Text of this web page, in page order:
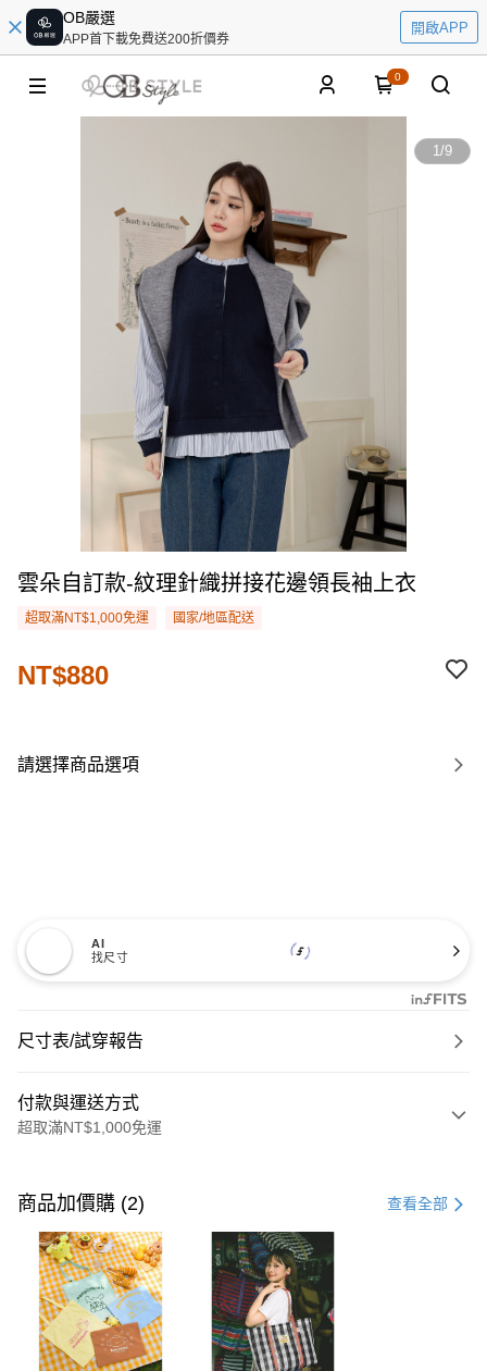
OB嚴選
APP首下載免費送200折價券
開啟APP
0
1/9
雲朵自訂款-紋理針織拼接花邊領長袖上衣
超取滿NT$1,000免運 國家/地區配送
NT$880
請選擇商品選項
AI
找尺寸
尺寸表/試穿報告
付款與運送方式
超取滿NT$1,000免運
信用卡一次付款
購物金
超商取貨付款
LINE Pay
街口支付
商品加價購 (2) 查看全部